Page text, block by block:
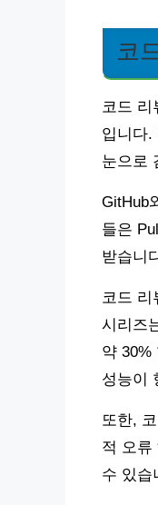
코
코드 리
입니다.
눈으로
GitHub
들은
받습니
코드 리
시리즈
약 30%
성능이
또한,
적 오류
수 있습